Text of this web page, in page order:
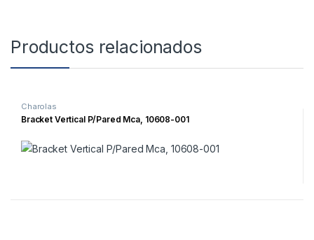
Productos relacionados
Charolas
Bracket Vertical P/Pared Mca, 10608-001